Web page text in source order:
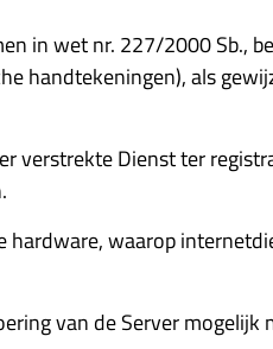
in wet nr. 227/2000 Sb.,
handtekeningen), als
verstrekte Dienst ter
waarop
van de Server mogelijk